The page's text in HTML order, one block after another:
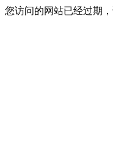
您访问的网站已经过期